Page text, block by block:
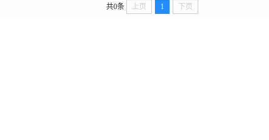
共0条 上页 1 下页